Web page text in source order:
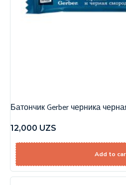
Батончик Gerber черника
12,000 UZS
Add to